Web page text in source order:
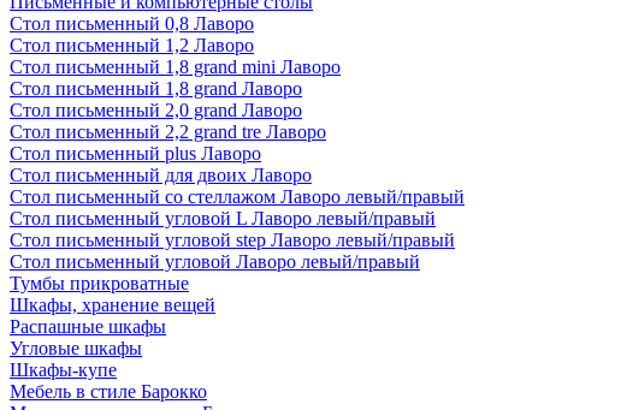
Стол письменный 0,8 Лаворо
Стол письменный 1,2 Лаворо
Стол письменный 1,8 grand mini Лаворо
Стол письменный 1,8 grand Лаворо
Стол письменный 2,0 grand Лаворо
Стол письменный 2,2 grand tre Лаворо
Стол письменный plus Лаворо
Стол письменный для двоих Лаворо
Стол письменный со стеллажом Лаворо левый/правый
Стол письменный угловой L Лаворо левый/правый
Стол письменный угловой step Лаворо левый/правый
Стол письменный угловой Лаворо левый/правый
Тумбы прикроватные
Шкафы, хранение вещей
Распашные шкафы
Угловые шкафы
Шкафы-купе
Мебель в стиле Барокко